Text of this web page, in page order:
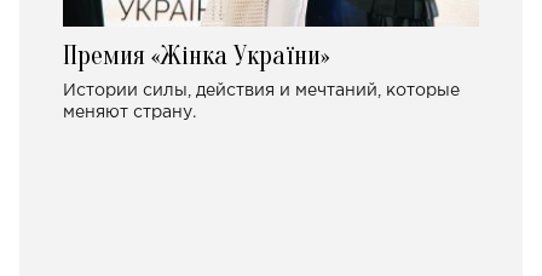
Премия «Жінка України»
Истории силы, действия и мечтаний, которые
меняют страну.